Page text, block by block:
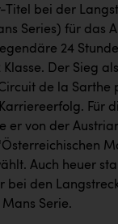
Titel bei der
Series) für das
24
Der Sieg
de la Sarthe
Für
er von der
Auch heuer
bei den
Serie.